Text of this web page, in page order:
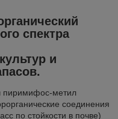
спектра
и
пиримифос-метил
соединения
по стойкости в почве)